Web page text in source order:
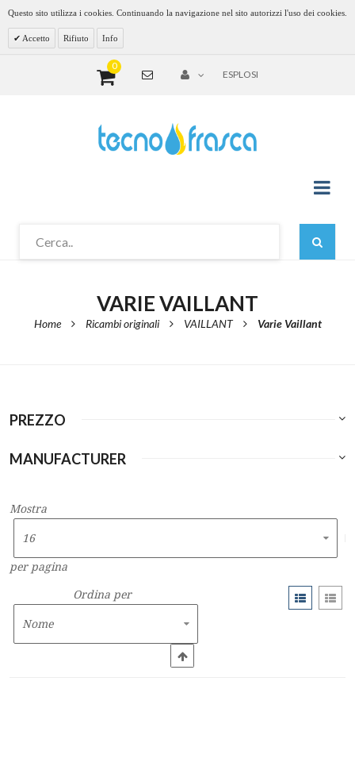
Questo sito utilizza i cookies. Continuando la navigazione nel sito autorizzi l'uso dei cookies.
Accetto Rifiuto Info
0
ESPLOSI
VARIE VAILLANT
Home Ricambi originali VAILLANT Varie Vaillant
PREZZO
MANUFACTURER
Mostra
per pagina
Ordina per